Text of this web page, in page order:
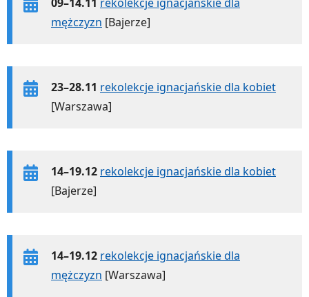
mężczyzn [Bajerze]
23–28.11 rekolekcje ignacjańskie dla kobiet
[Warszawa]
14–19.12 rekolekcje ignacjańskie dla kobiet
[Bajerze]
14–19.12 rekolekcje ignacjańskie dla
mężczyzn [Warszawa]